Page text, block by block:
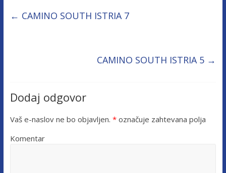
← CAMINO SOUTH ISTRIA 7
CAMINO SOUTH ISTRIA 5 →
Dodaj odgovor
Vaš e-naslov ne bo objavljen. *označuje zahtevana polja
Komentar